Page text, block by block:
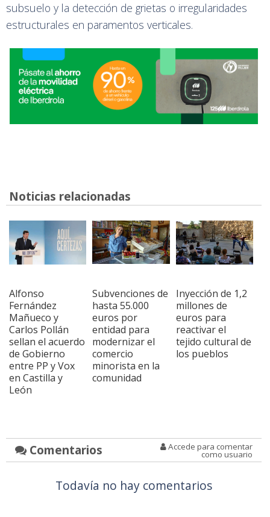
subsuelo y la detección de grietas o irregularidades
estructurales en paramentos verticales.
Noticias relacionadas
Alfonso
Fernández
Mañueco y
Carlos Pollán
sellan el acuerdo
de Gobierno
entre PP y Vox
en Castilla y
León
Subvenciones de
hasta 55.000
euros por
entidad para
modernizar el
comercio
minorista en la
comunidad
Inyección de 1,2
millones de
euros para
reactivar el
tejido cultural de
los pueblos
Comentarios Accede para comentar
como usuario
Todavía no hay comentarios